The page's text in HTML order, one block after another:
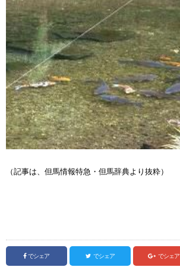
（記事は、但馬情報特急・但馬辞典より抜粋）
でシェア でシェア でシェア